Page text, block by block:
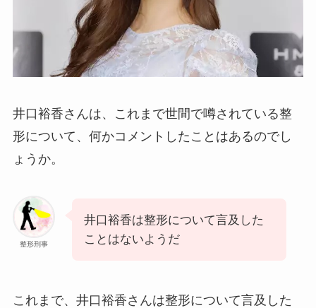
井口裕香さんは、これまで世間で噂されている整
形について、何かコメントしたことはあるのでし
ょうか。
整形刑事
井口裕香は整形について言及した
ことはないようだ
これまで、井口裕香さんは整形について言及した